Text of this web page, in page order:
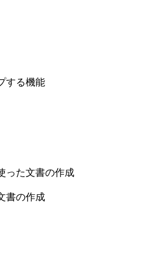
する機能
った文書の作成
書の作成